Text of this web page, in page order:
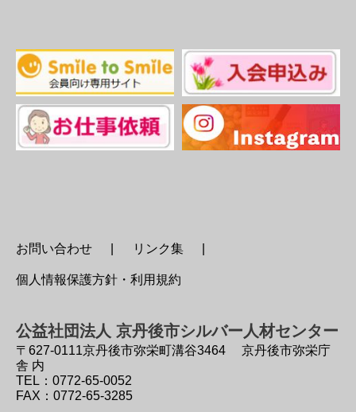
お問い合わせ リンク集
個人情報保護方針・利用規約
公益社団法人 京丹後市シルバー人材センター
〒627-0111京丹後市弥栄町溝谷3464 京丹後市弥栄庁
舎 内
TEL：0772-65-0052
FAX：0772-65-3285